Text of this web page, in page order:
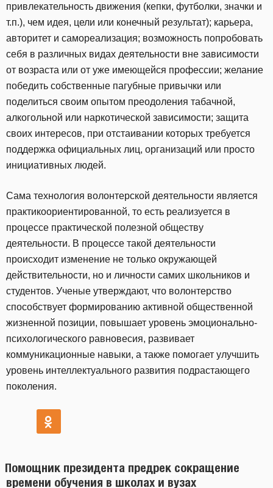
привлекательность движения (кепки, футболки, значки и
т.п.), чем идея, цели или конечный результат); карьера,
авторитет и самореализация; возможность попробовать
себя в различных видах деятельности вне зависимости
от возраста или от уже имеющейся профессии; желание
победить собственные пагубные привычки или
поделиться своим опытом преодоления табачной,
алкогольной или наркотической зависимости; защита
своих интересов, при отстаивании которых требуется
поддержка официальных лиц, организаций или просто
инициативных людей.
Сама технология волонтерской деятельности является
практикоориентированной, то есть реализуется в
процессе практической полезной обществу
деятельности. В процессе такой деятельности
происходит изменение не только окружающей
действительности, но и личности самих школьников и
студентов. Ученые утверждают, что волонтерство
способствует формированию активной общественной
жизненной позиции, повышает уровень эмоционально-
психологического равновесия, развивает
коммуникационные навыки, а также помогает улучшить
уровень интеллектуального развития подрастающего
поколения.
Помощник президента предрек сокращение
времени обучения в школах и вузах